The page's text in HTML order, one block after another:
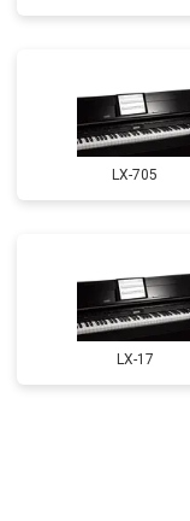
LX-705
LX-17